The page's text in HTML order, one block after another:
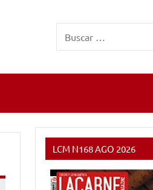
LCM N168 AGO 2026